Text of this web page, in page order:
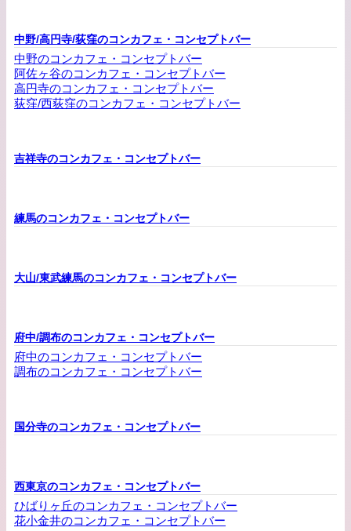
中野/高円寺/荻窪のコンカフェ・コンセプトバー
中野のコンカフェ・コンセプトバー
阿佐ヶ谷のコンカフェ・コンセプトバー
高円寺のコンカフェ・コンセプトバー
荻窪/西荻窪のコンカフェ・コンセプトバー
吉祥寺のコンカフェ・コンセプトバー
練馬のコンカフェ・コンセプトバー
大山/東武練馬のコンカフェ・コンセプトバー
府中/調布のコンカフェ・コンセプトバー
府中のコンカフェ・コンセプトバー
調布のコンカフェ・コンセプトバー
国分寺のコンカフェ・コンセプトバー
西東京のコンカフェ・コンセプトバー
ひばりヶ丘のコンカフェ・コンセプトバー
花小金井のコンカフェ・コンセプトバー